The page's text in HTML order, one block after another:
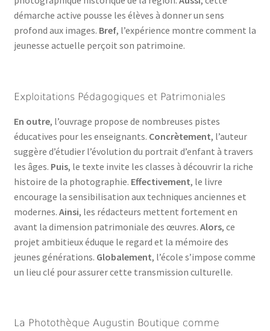
démarche active pousse les élèves à donner un sens
profond aux images. Bref, l’expérience montre comment la
jeunesse actuelle perçoit son patrimoine.
Exploitations Pédagogiques et Patrimoniales
En outre, l’ouvrage propose de nombreuses pistes
éducatives pour les enseignants. Concrètement, l’auteur
suggère d’étudier l’évolution du portrait d’enfant à travers
les âges. Puis, le texte invite les classes à découvrir la riche
histoire de la photographie. Effectivement, le livre
encourage la sensibilisation aux techniques anciennes et
modernes. Ainsi, les rédacteurs mettent fortement en
avant la dimension patrimoniale des œuvres. Alors, ce
projet ambitieux éduque le regard et la mémoire des
jeunes générations. Globalement, l’école s’impose comme
un lieu clé pour assurer cette transmission culturelle.
La Photothèque Augustin Boutique comme